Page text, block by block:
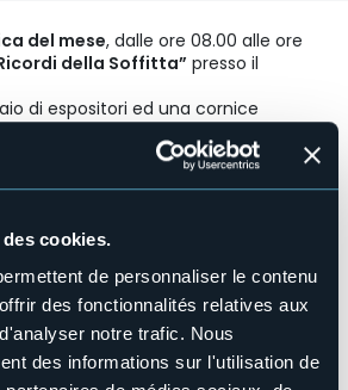
cookies.
de personnaliser le contenu
des fonctionnalités relatives aux
notre trafic. Nous
des informations sur l'utilisation de
del mese, dalle ore 08.00 alle ore
della Soffitta” presso il
di espositori ed una cornice
dell'Antiquariato di Arona è uno dei
mercati del nord d'Italia.